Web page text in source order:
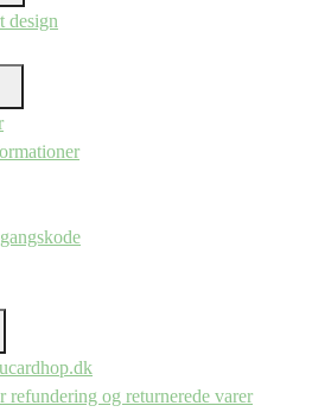
design
refundering og returnerede varer